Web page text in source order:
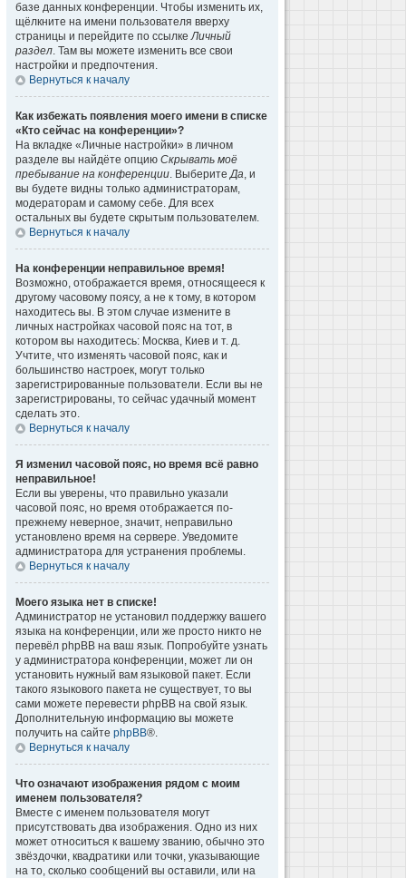
базе данных конференции. Чтобы изменить их,
щёлкните на имени пользователя вверху
страницы и перейдите по ссылкеЛичный
раздел. Там вы можете изменить все свои
настройки и предпочтения.
Вернуться к началу
Как избежать появления моего имени в списке
«Кто сейчас на конференции»?
На вкладке «Личные настройки» в личном
разделе вы найдёте опцию Скрывать моё
пребывание на конференции. ВыберитеДа, и
вы будете видны только администраторам,
модераторам и самому себе. Для всех
остальных вы будете скрытым пользователем.
Вернуться к началу
На конференции неправильное время!
Возможно, отображается время, относящееся к
другому часовому поясу, а не к тому, в котором
находитесь вы. В этом случае измените в
личных настройках часовой пояс на тот, в
котором вы находитесь: Москва, Киев и т. д.
Учтите, что изменять часовой пояс, как и
большинство настроек, могут только
зарегистрированные пользователи. Если вы не
зарегистрированы, то сейчас удачный момент
сделать это.
Вернуться к началу
Я изменил часовой пояс, но время всё равно
неправильное!
Если вы уверены, что правильно указали
часовой пояс, но время отображается по-
прежнему неверное, значит, неправильно
установлено время на сервере. Уведомите
администратора для устранения проблемы.
Вернуться к началу
Моего языка нет в списке!
Администратор не установил поддержку вашего
языка на конференции, или же просто никто не
перевёл phpBB на ваш язык. Попробуйте узнать
у администратора конференции, может ли он
установить нужный вам языковой пакет. Если
такого языкового пакета не существует, то вы
сами можете перевести phpBB на свой язык.
Дополнительную информацию вы можете
получить на сайте phpBB®.
Вернуться к началу
Что означают изображения рядом с моим
именем пользователя?
Вместе с именем пользователя могут
присутствовать два изображения. Одно из них
может относиться к вашему званию, обычно это
звёздочки, квадратики или точки, указывающие
на то, сколько сообщений вы оставили, или на